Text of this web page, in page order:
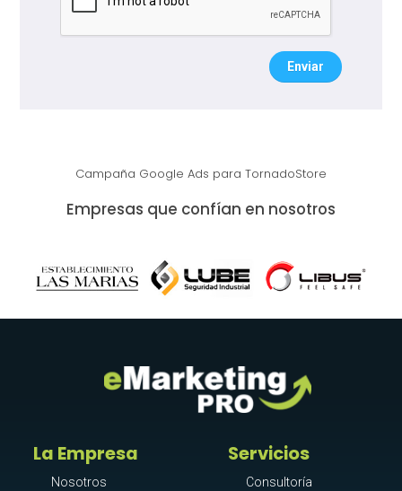
Enviar
Campaña Google Ads para TornadoStore
Empresas que confían en nosotros
La Empresa
Nosotros
Servicios
Consultoría